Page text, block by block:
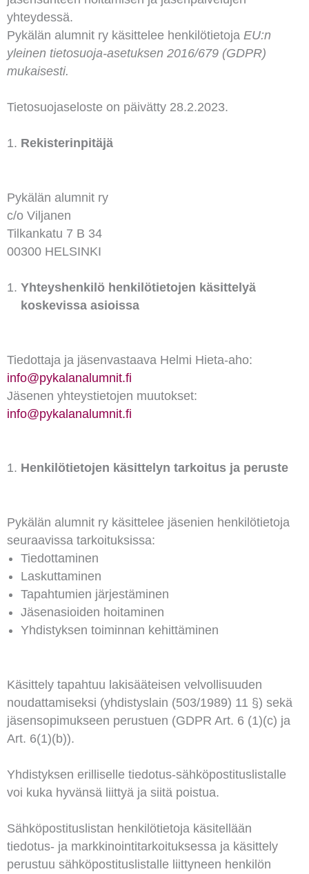
yhteydessä.
Pykälän alumnit ry käsittelee henkilötietoja EU:n
yleinen tietosuoja-asetuksen 2016/679 (GDPR)
mukaisesti.
Tietosuojaseloste on päivätty 28.2.2023.
Rekisterinpitäjä
Pykälän alumnit ry
c/o Viljanen
Tilkankatu 7 B 34
00300 HELSINKI
Yhteyshenkilö henkilötietojen käsittelyä
koskevissa asioissa
Tiedottaja ja jäsenvastaava Helmi Hieta-aho:
info@pykalanalumnit.fi
Jäsenen yhteystietojen muutokset:
info@pykalanalumnit.fi
Henkilötietojen käsittelyn tarkoitus ja peruste
Pykälän alumnit ry käsittelee jäsenien henkilötietoja
seuraavissa tarkoituksissa:
Tiedottaminen
Laskuttaminen
Tapahtumien järjestäminen
Jäsenasioiden hoitaminen
Yhdistyksen toiminnan kehittäminen
Käsittely tapahtuu lakisääteisen velvollisuuden
noudattamiseksi (yhdistyslain (503/1989) 11 §) sekä
jäsensopimukseen perustuen (GDPR Art. 6 (1)(c) ja
Art. 6(1)(b)).
Yhdistyksen erilliselle tiedotus-sähköpostituslistalle
voi kuka hyvänsä liittyä ja siitä poistua.
Sähköpostituslistan henkilötietoja käsitellään
tiedotus- ja markkinointitarkoituksessa ja käsittely
perustuu sähköpostituslistalle liittyneen henkilön